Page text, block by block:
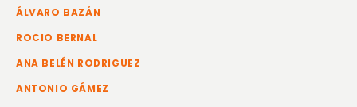
ÁLVARO BAZÁN
ROCIO BERNAL
ANA BELÉN RODRIGUEZ
ANTONIO GÁMEZ